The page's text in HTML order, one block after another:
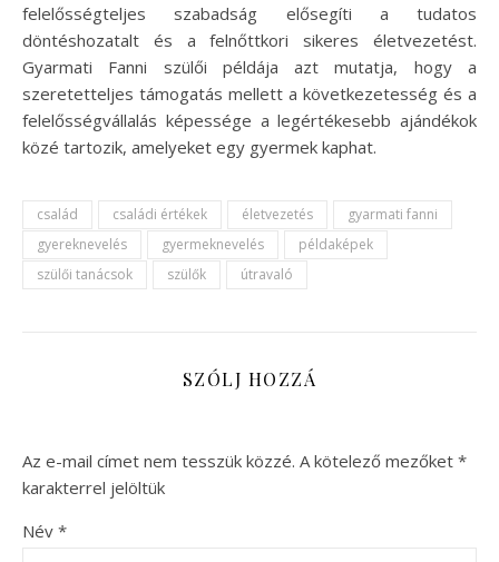
felelősségteljes szabadság elősegíti a tudatos
döntéshozatalt és a felnőttkori sikeres életvezetést.
Gyarmati Fanni szülői példája azt mutatja, hogy a
szeretetteljes támogatás mellett a következetesség és a
felelősségvállalás képessége a legértékesebb ajándékok
közé tartozik, amelyeket egy gyermek kaphat.
család családi értékek életvezetés
gyarmati fanni
gyereknevelés
gyermeknevelés
példaképek
szülői tanácsok
szülők útravaló
SZÓLJ HOZZÁ
Az e-mail címet nem tesszük közzé. A kötelező mezőket *
karakterrel jelöltük
Név *